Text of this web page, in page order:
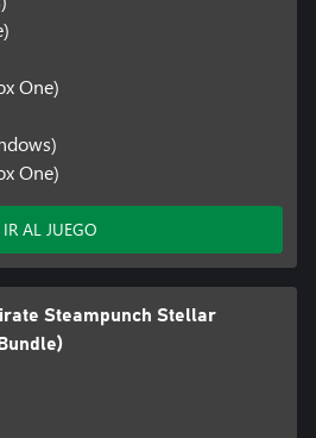
One)
One)
IR AL JUEGO
Steampunch Stellar